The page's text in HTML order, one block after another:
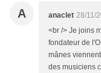
A anaclet 28/11/
<br /> Je joins
fondateur de
mânes
des musiciens